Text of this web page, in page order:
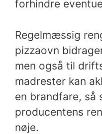
forhindre
Regelmæssig
pizzaovn
men også til
madrester kan
en brandfare,
producentens
nøje.